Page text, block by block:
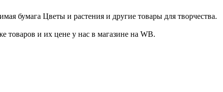
бумага Цветы и растения и другие товары для творчества.
и их цене у нас в магазине на WB.